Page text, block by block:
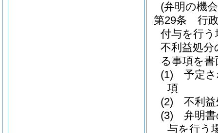
(弁明の機
第29条
行
付与を行
不利益処
る事項を
(1)
予定
項
(2)
不利
(3)
弁明
与を行う